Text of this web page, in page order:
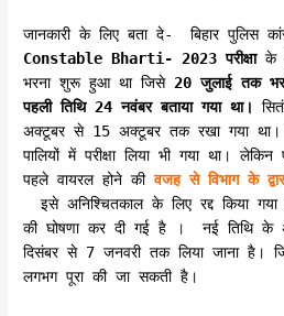
जानकारी के लिए बता दे- बिहार पुलिस
Constable Bharti- 2023 परीक्षाके
भरना शुरू हुआ था जिसे 20 जुलाई तक
पहली तिथि 24 नवंबर बताया गया था।
अक्टूबर से 15 अक्टूबर तक रखा गया था।
पालियों में परीक्षा लिया भी गया था।
पहले वायरल होने कीवजह से विभाग के
इसे अनिश्चितकाल के लिए रद्द किया
की घोषणा कर दी गई है । नई तिथि के
दिसंबर से 7 जनवरी तक लिया जाना है।
लगभग पूरा की जा सकती है।